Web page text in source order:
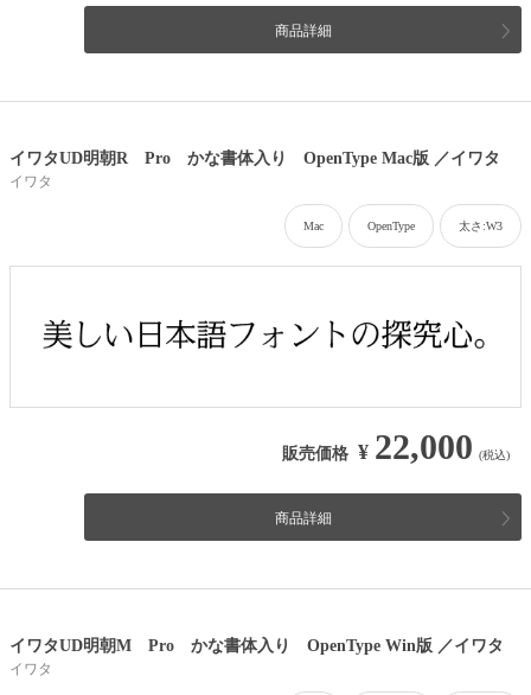
商品詳細
イワタUD明朝R Pro かな書体入り OpenType Mac版 ／イワタ
イワタ
Mac OpenType 太さ:W3
販売価格 ¥ 22,000 (税込)
商品詳細
イワタUD明朝M Pro かな書体入り OpenType Win版 ／イワタ
イワタ